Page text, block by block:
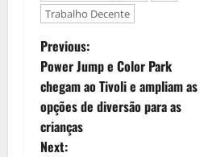
Trabalho Decente
Previous:
Power Jump e Color Park
chegam ao Tivoli e ampliam as
opções de diversão para as
crianças
Next: